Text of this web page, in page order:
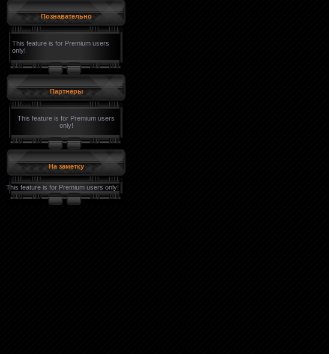
Познавательно
This feature is for Premium users
only!
Партнеры
This feature is for Premium users
only!
На заметку
This feature is for Premium users only!